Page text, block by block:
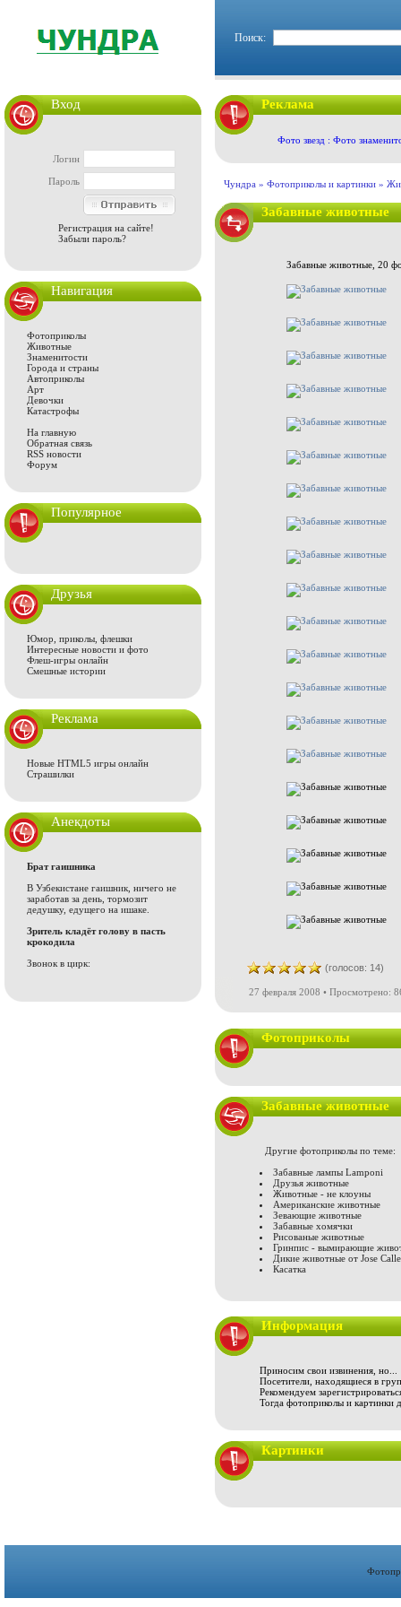
Поиск:
Вход
Логин
Пароль
Регистрация на сайте!
Забыли пароль?
Навигация
Фотоприколы
Животные
Знаменитости
Города и страны
Автоприколы
Арт
Девочки
Катастрофы
На главную
Обратная связь
RSS новости
Форум
Популярное
Друзья
Юмор, приколы, флешки
Интересные новости и фото
Флеш-игры онлайн
Смешные истории
Реклама
Новые HTML5 игры онлайн
Страшилки
Анекдоты
Брат гаишника
В Узбекистане гаишник, ничего не
заработав за день, тормозит
дедушку, едущего на ишаке.
Зритель кладёт голову в пасть
крокодила
Звонок в цирк:
Реклама
Фото звезд : Фото
Чундра » Фотоприколы и картинки »
Забавные животные
Забавные животные, 20
(голосов: 14)
27 февраля 2008 • Просмотрено:
Фотоприколы
Забавные животные
Другие фотоприколы по теме:
Забавные лампы Lamponi
Друзья животные
Животные - не клоуны
Американские животные
Зевающие животные
Забавные хомячки
Рисованые животные
Гринпис - вымирающие
Дикие животные от Jose
Касатка
Информация
Приносим свои извинения, но...
Посетители, находящиеся в
Рекомендуем
Тогда фотоприколы и картинки
Картинки